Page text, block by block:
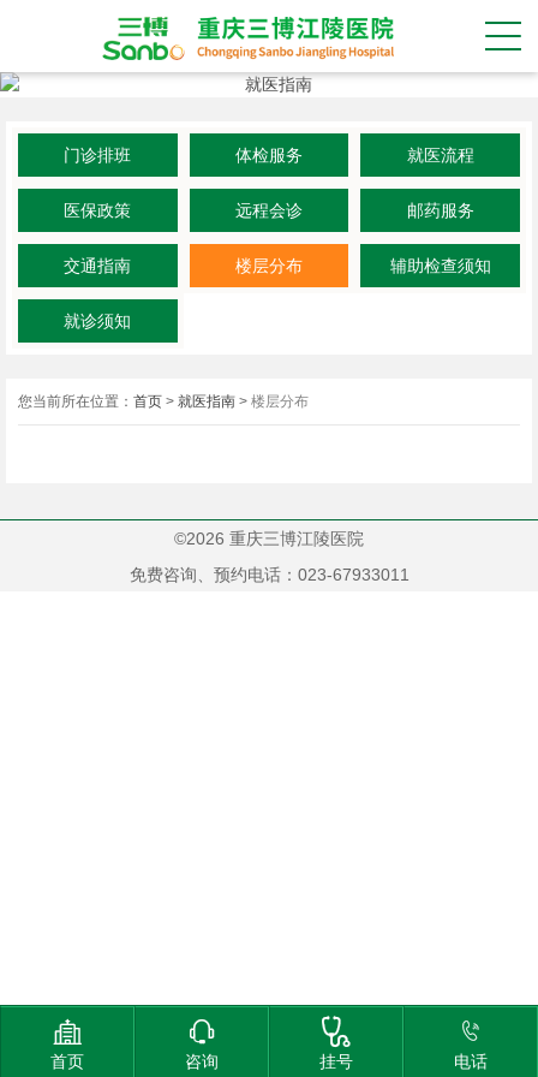
门诊排班 体检服务 就医流程
医保政策 远程会诊 邮药服务
交通指南 楼层分布 辅助检查须知
就诊须知
您当前所在位置： 首页 > 就医指南 > 楼层分布
©2026 重庆三博江陵医院
免费咨询、预约电话：023-67933011

首页

咨询

挂号

电话